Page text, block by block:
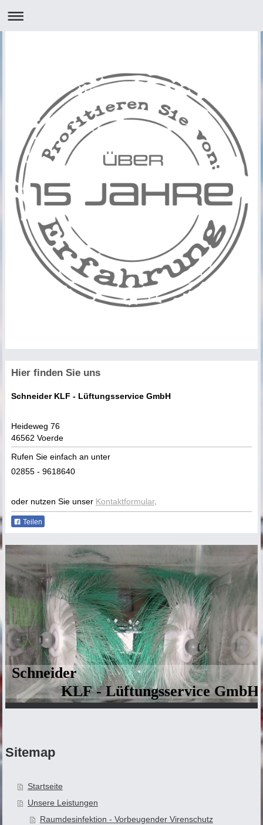
Hier finden Sie uns
Schneider KLF - Lüftungsservice GmbH
Heideweg 76
46562 Voerde
Rufen Sie einfach an unter
02855 - 9618640
oder nutzen Sie unser Kontaktformular.
Teilen
Schneider
KLF - Lüftungsservice GmbH
Sitemap
Startseite
Unsere Leistungen
Raumdesinfektion - Vorbeugender Virenschutz